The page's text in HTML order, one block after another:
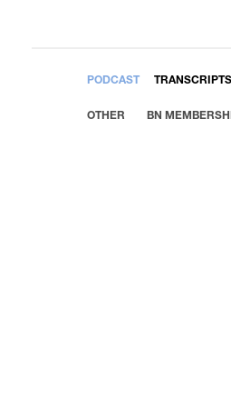
PODCAST TRANSCRIPTS
OTHER BN